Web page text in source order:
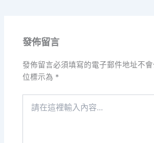
發佈留言
發佈留言必須填寫的電子郵件地址不會
位標示為 *